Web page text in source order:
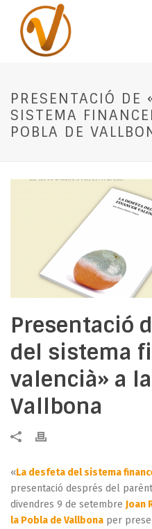
PRESENTACIÓ DE
SISTEMA
POBLA DE
Presentació
del sistema
valencià» a
Vallbona
«La desfeta del sistema
presentació després del
divendres 9 de setembre Joan
la Pobla de Vallbona per